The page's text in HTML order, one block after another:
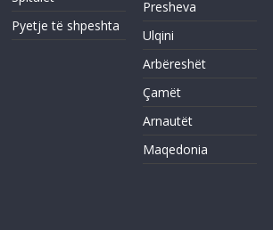
Pyetje të shpeshta
Presheva
Ulqini
Arbëreshët
Çamët
Arnautët
Maqedonia